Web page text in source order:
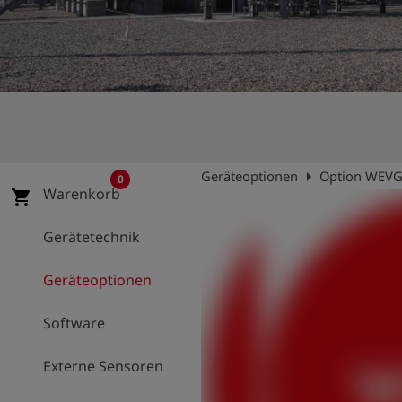
account_circle Anmelden
shieldRegistrierung
shopping_cart Warenkorb
0
Gerätetechnik
Geräteoptionen
Software
Externe Sensoren
Geräteoptionen arrow_right Option WEVG